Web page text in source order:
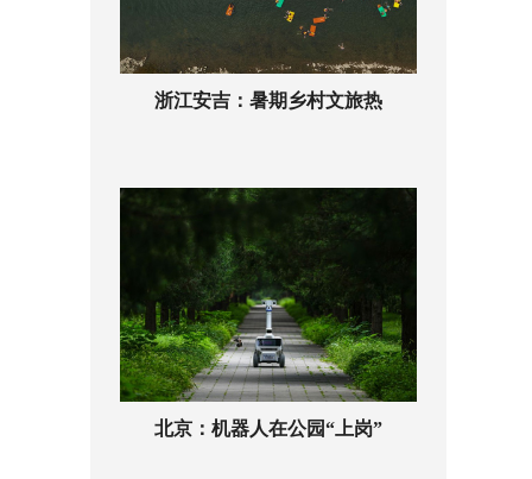
浙江安吉：暑期乡村文旅热
北京：机器人在公园“上岗”